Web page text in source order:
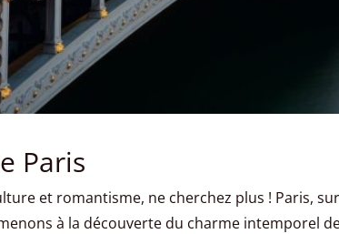
Paris
et romantisme, ne cherchez plus ! Paris,
à la découverte du charme intemporel